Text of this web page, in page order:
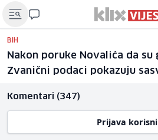
BIH
Nakon poruke Novalića da
Zvanični podaci pokazuju
Komentari (347)
Prijava